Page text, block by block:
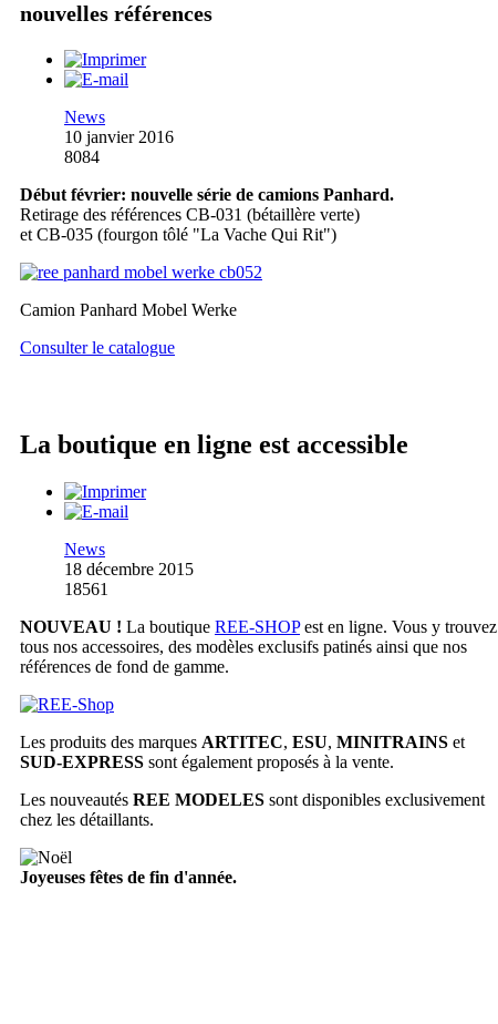
nouvelles références
News
10 janvier 2016
8084
Début février: nouvelle série de camions Panhard.
Retirage des références CB-031 (bétaillère verte)
et CB-035 (fourgon tôlé "La Vache Qui Rit")
Camion Panhard Mobel Werke
Consulter le catalogue
La boutique en ligne est accessible
News
18 décembre 2015
18561
NOUVEAU ! La boutique REE-SHOPest en ligne. Vous y trouvez
tous nos accessoires, des modèles exclusifs patinés ainsi que nos
références de fond de gamme.
Les produits des marques ARTITEC, ESU, MINITRAINS et
SUD-EXPRESS sont également proposés à la vente.
Les nouveautés REE MODELES sont disponibles exclusivement
chez les détaillants.
Joyeuses fêtes de fin d'année.